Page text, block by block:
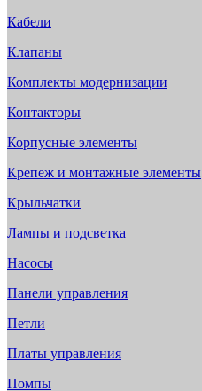
Кабели
Клапаны
Комплекты модернизации
Контакторы
Корпусные элементы
Крепеж и монтажные элементы
Крыльчатки
Лампы и подсветка
Насосы
Панели управления
Петли
Платы управления
Помпы